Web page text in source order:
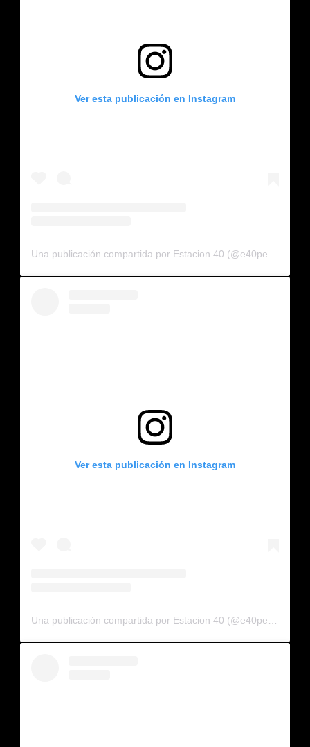
Ver esta publicación en Instagram
Ver esta publicación en Instagram